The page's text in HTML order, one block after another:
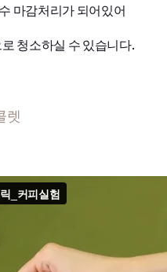
마감처리가 되어있어
청소하실 수 있습니다.
렛